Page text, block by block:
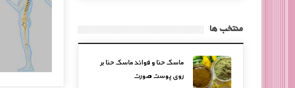
منتخب ها
ماسک حنا و فوائد ماسک حنا بر
روی پوست صورت